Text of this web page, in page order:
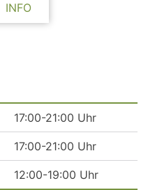
INFO
17:00-21:00 Uhr
17:00-21:00 Uhr
12:00-19:00 Uhr